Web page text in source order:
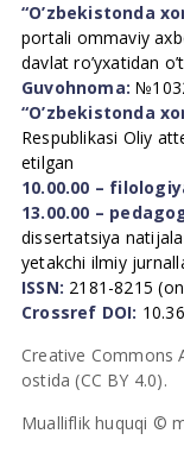
“O’zbekistonda
portali ommaviy
davlat ro’yxatidan
Guvohnoma:
“O’zbekistonda
Respublikasi Oliy
etilgan
10.00.00 –
13.00.00 –
dissertatsiya
yetakchi ilmiy
ISSN: 2181-8215
Crossref DOI:
Creative Commons
ostida (CC BY 4.0).
Mualliflik huquqi ©